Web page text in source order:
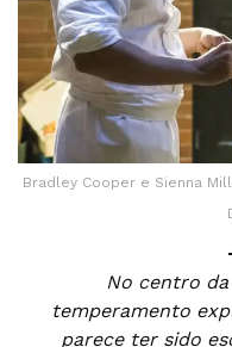
Bradley Cooper e Sienna
No centro
temperamento
parece ter sido